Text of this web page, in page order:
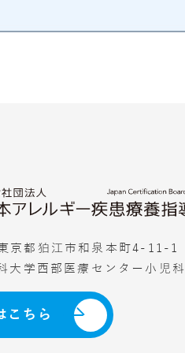
京都狛江市和泉本町4-11-1
大学西部医療センター小児
こちら